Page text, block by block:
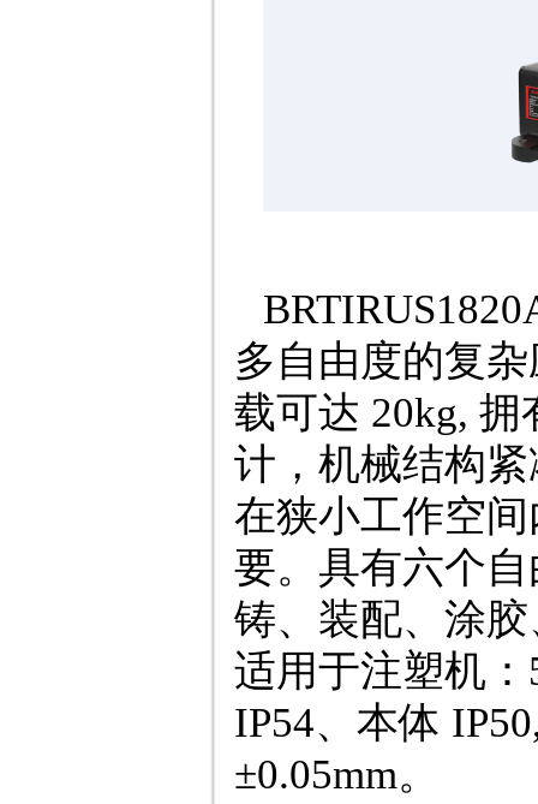
多自由度的复
载可达 20kg, 拥
计，机械结构
在狭小工作空
要。具有六个
铸、装配、涂
适用于注塑机
IP54、本体
±0.05mm。